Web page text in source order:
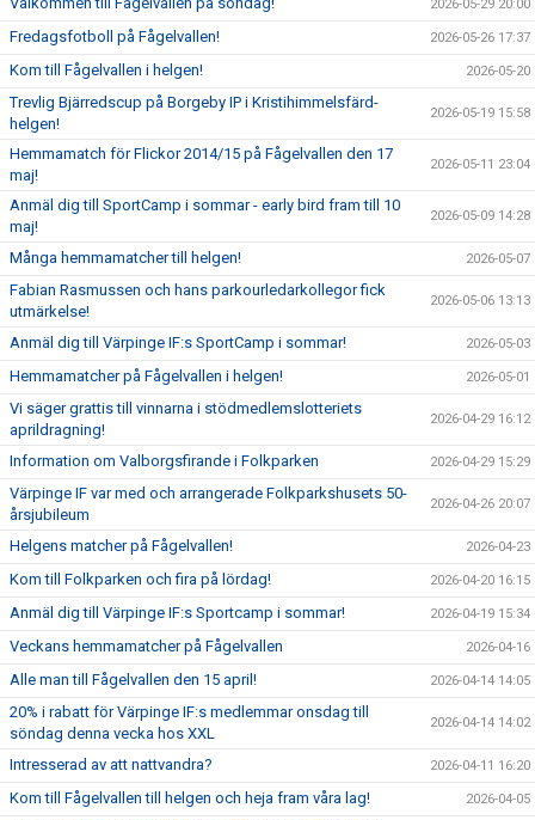
2026-05-29 20:00
Fredagsfotboll på Fågelvallen! 2026-05-26 17:37
Kom till Fågelvallen i helgen! 2026-05-20
Trevlig Bjärredscup på Borgeby IP i Kristihimmelsfärd-
helgen!
2026-05-19 15:58
Hemmamatch för Flickor 2014/15 på Fågelvallen den 17
maj!
2026-05-11 23:04
Anmäl dig till SportCamp i sommar - early bird fram till 10
maj!
2026-05-09 14:28
Många hemmamatcher till helgen! 2026-05-07
Fabian Rasmussen och hans parkourledarkollegor fick
utmärkelse!
2026-05-06 13:13
Anmäl dig till Värpinge IF:s SportCamp i sommar! 2026-05-03
Hemmamatcher på Fågelvallen i helgen! 2026-05-01
Vi säger grattis till vinnarna i stödmedlemslotteriets
aprildragning!
2026-04-29 16:12
Information om Valborgsfirande i Folkparken 2026-04-29 15:29
Värpinge IF var med och arrangerade Folkparkshusets 50-
årsjubileum
2026-04-26 20:07
Helgens matcher på Fågelvallen! 2026-04-23
Kom till Folkparken och fira på lördag! 2026-04-20 16:15
Anmäl dig till Värpinge IF:s Sportcamp i sommar! 2026-04-19 15:34
Veckans hemmamatcher på Fågelvallen 2026-04-16
Alle man till Fågelvallen den 15 april! 2026-04-14 14:05
20% i rabatt för Värpinge IF:s medlemmar onsdag till
söndag denna vecka hos XXL
2026-04-14 14:02
Intresserad av att nattvandra? 2026-04-11 16:20
Kom till Fågelvallen till helgen och heja fram våra lag! 2026-04-05